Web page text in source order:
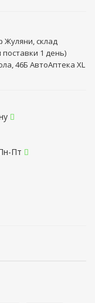
Жуляни, склад
поставки 1 день)
46Б АвтоАптека XL
Пт